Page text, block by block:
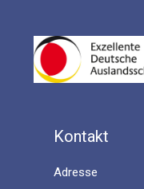
Kontakt
Adresse